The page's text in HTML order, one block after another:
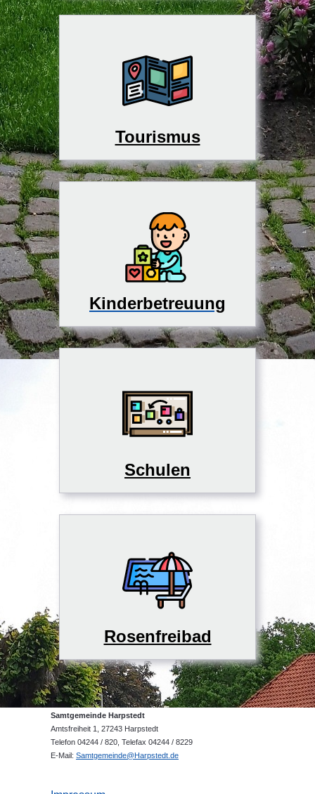
Tourismus
Kinderbetreuung
Schulen
Rosenfreibad
Samtgemeinde Harpstedt
Amtsfreiheit 1, 27243 Harpstedt
Telefon 04244 / 820, Telefax 04244 / 8229
E-Mail: Samtgemeinde@Harpstedt.de